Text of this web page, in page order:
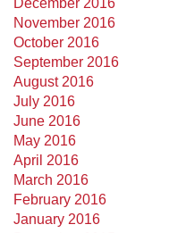
December 2016
November 2016
October 2016
September 2016
August 2016
July 2016
June 2016
May 2016
April 2016
March 2016
February 2016
January 2016